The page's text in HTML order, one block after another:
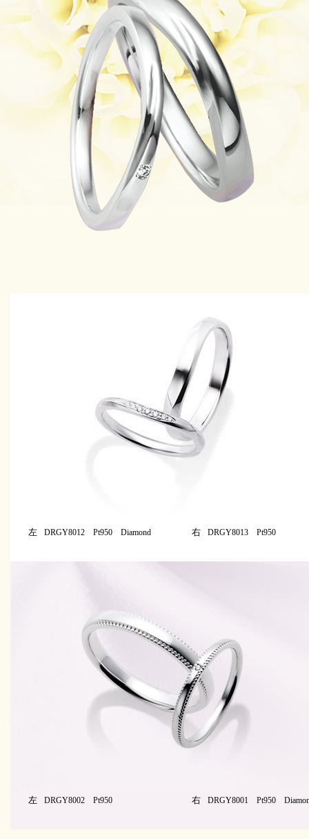
左 DRGY8012 Pt950 Diamond 右 DRGY8013 Pt950
左 DRGY8002 Pt950 右 DRGY8001 Pt950